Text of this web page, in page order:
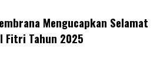
Mengucapkan Selamat
Fitri Tahun 2025